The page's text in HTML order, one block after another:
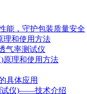
能，守护包装质量安全
理和使用方法
气率测试仪
原理和使用方法
具体应用
试仪)——技术介绍